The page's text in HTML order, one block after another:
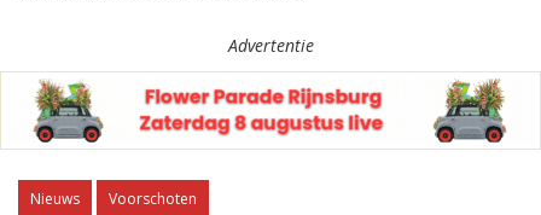
Advertentie
Nieuws Voorschoten